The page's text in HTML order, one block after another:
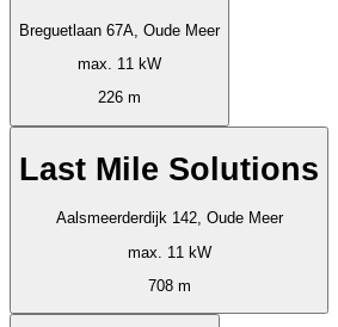
Breguetlaan 67A, Oude Meer
max. 11 kW
226 m
Last Mile Solutions
Aalsmeerderdijk 142, Oude Meer
max. 11 kW
708 m